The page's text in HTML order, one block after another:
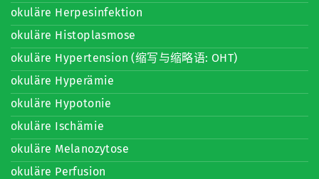
okuläre Herpesinfektion
okuläre Histoplasmose
okuläre Hypertension (缩写与缩略语: OHT)
okuläre Hyperämie
okuläre Hypotonie
okuläre Ischämie
okuläre Melanozytose
okuläre Perfusion